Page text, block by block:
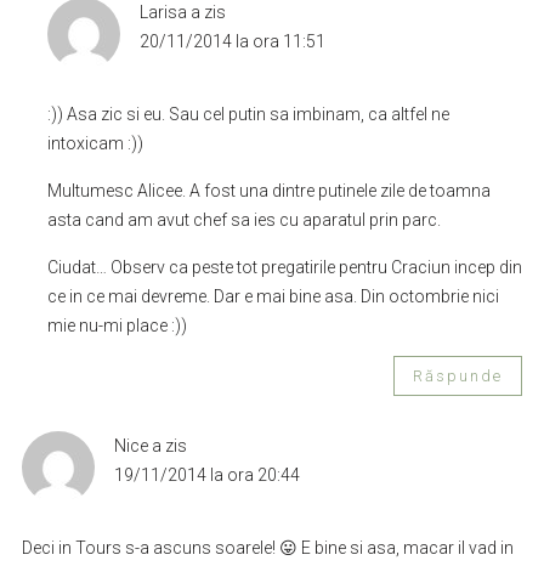
Larisa a zis
20/11/2014 la ora 11:51
:)) Asa zic si eu. Sau cel putin sa imbinam, ca altfel ne
intoxicam :))
Multumesc Alicee. A fost una dintre putinele zile de toamna
asta cand am avut chef sa ies cu aparatul prin parc.
Ciudat… Observ ca peste tot pregatirile pentru Craciun incep din
ce in ce mai devreme. Dar e mai bine asa. Din octombrie nici
mie nu-mi place :))
Răspunde
Nice a zis
19/11/2014 la ora 20:44
Deci in Tours s-a ascuns soarele! 😛 E bine si asa, macar il vad in